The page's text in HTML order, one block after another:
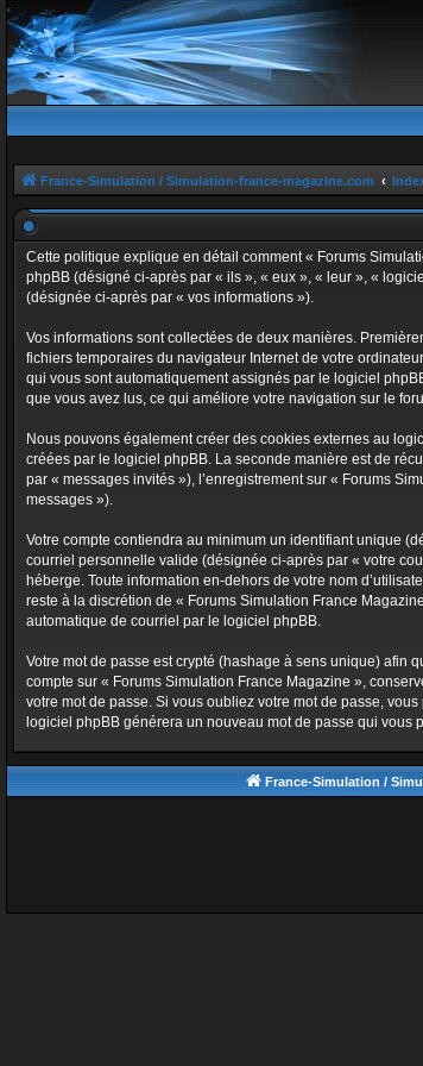
France-Simulation / Simulation-france-magazine.com
Cette politique explique en détail comment « Forums
phpBB (désigné ci-après par « ils », « eux », « leur », «
(désignée ci-après par « vos informations »).
Vos informations sont collectées de deux manières.
fichiers temporaires du navigateur Internet de votre
qui vous sont automatiquement assignés par le logiciel
que vous avez lus, ce qui améliore votre navigation sur le
Nous pouvons également créer des cookies externes au
créées par le logiciel phpBB. La seconde manière est de
par « messages invités »), l’enregistrement sur « Forums
messages »).
Votre compte contiendra au minimum un identifiant unique
courriel personnelle valide (désignée ci-après par « votre
héberge. Toute information en-dehors de votre nom
reste à la discrétion de « Forums Simulation France
automatique de courriel par le logiciel phpBB.
Votre mot de passe est crypté (hashage à sens unique) afin
compte sur « Forums Simulation France Magazine »,
votre mot de passe. Si vous oubliez votre mot de passe,
logiciel phpBB générera un nouveau mot de passe qui vous
France-Simulation /